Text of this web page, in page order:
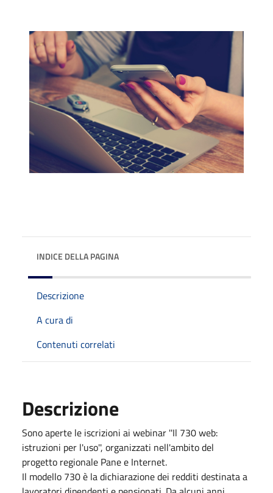
INDICE DELLA PAGINA
Descrizione
A cura di
Contenuti correlati
Descrizione
Sono aperte le iscrizioni ai webinar ''Il 730 web:
istruzioni per l'uso'', organizzati nell'ambito del
progetto regionale Pane e Internet.
Il modello 730 è la dichiarazione dei redditi destinata a